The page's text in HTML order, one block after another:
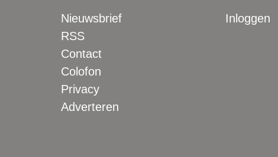
Nieuwsbrief
RSS
Contact
Colofon
Privacy
Adverteren
Inloggen